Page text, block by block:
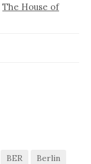
The House of
BER
Berlin